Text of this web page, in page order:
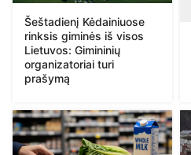
Šeštadienį Kėdainiuose
rinksis giminės iš visos
Lietuvos: Gimininių
organizatoriai turi
prašymą